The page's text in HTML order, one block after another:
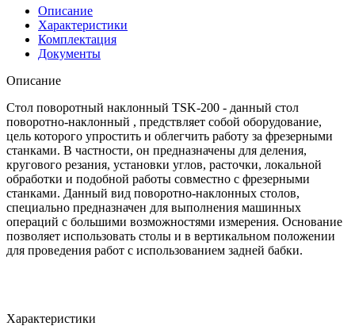
Описание
Характеристики
Комплектация
Документы
Описание
Стол поворотный наклонный TSK-200 - данный стол
поворотно-наклонный , предствляет собой оборудование,
цель которого упростить и облегчить работу за фрезерными
станками. В частности, он предназначены для деления,
кругового резания, установки углов, расточки, локальной
обработки и подобной работы совместно с фрезерными
станками. Данный вид поворотно-наклонных столов,
специально предназначен для выполнения машинных
операций с большими возможностями измерения. Основание
позволяет использовать столы и в вертикальном положении
для проведения работ с использованием задней бабки.
Характеристики